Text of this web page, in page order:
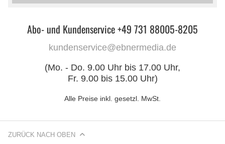
Abo- und Kundenservice +49 731 88005-8205
kundenservice@ebnermedia.de
(Mo. - Do. 9.00 Uhr bis 17.00 Uhr,
Fr. 9.00 bis 15.00 Uhr)
Alle Preise inkl. gesetzl. MwSt.
ZURÜCK NACH OBEN